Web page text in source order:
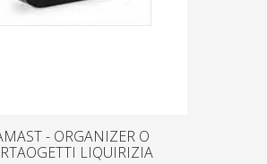
- ORGANIZER O
LIQUIRIZIA